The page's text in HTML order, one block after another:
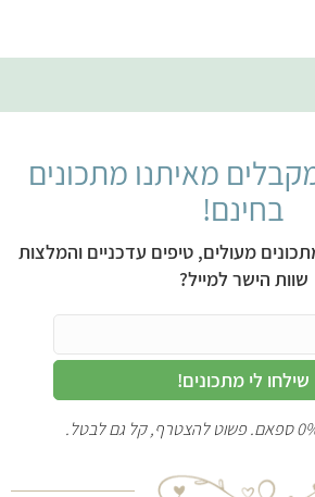
מאיתנו מתכונים
בחינם!
מעולים, טיפים עדכניים והמלצות
שוות הישר למייל?
שילחו לי מתכונים!